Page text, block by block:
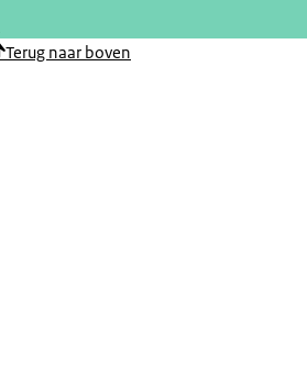
Terug naar boven